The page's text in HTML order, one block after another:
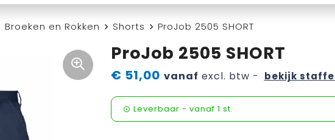
Broeken en Rokken Shorts ProJob 2505 SHORT
ProJob 2505 SHORT
€ 51,00 vanaf excl. btw - bekijk
Leverbaar - vanaf 1 st.